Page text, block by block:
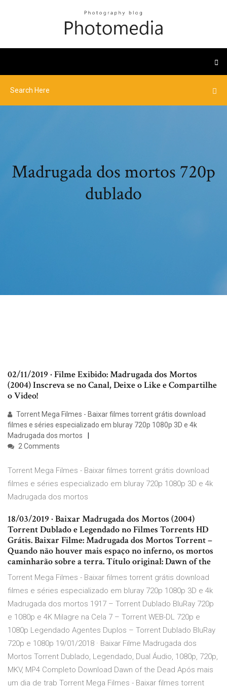
Madrugada dos mortos 720p
dublado
02/11/2019 · Filme Exibido: Madrugada dos Mortos
(2004) Inscreva se no Canal, Deixe o Like e Compartilhe
o Video!
Torrent Mega Filmes - Baixar filmes torrent grátis download
filmes e séries especializado em bluray 720p 1080p 3D e 4k
Madrugada dos mortos
2 Comments
Torrent Mega Filmes - Baixar filmes torrent grátis download
filmes e séries especializado em bluray 720p 1080p 3D e 4k
Madrugada dos mortos
18/03/2019 · Baixar Madrugada dos Mortos (2004)
Torrent Dublado e Legendado no Filmes Torrents HD
Grátis. Baixar Filme: Madrugada dos Mortos Torrent –
Quando não houver mais espaço no inferno, os mortos
caminharão sobre a terra. Título original: Dawn of the
Torrent Mega Filmes - Baixar filmes torrent grátis download
filmes e séries especializado em bluray 720p 1080p 3D e 4k
Madrugada dos mortos 1917 – Torrent Dublado BluRay 720p
e 1080p e 4K Milagre na Cela 7 – Torrent WEB-DL 720p e
1080p Legendado Agentes Duplos – Torrent Dublado BluRay
720p e 1080p 19/01/2018 · Baixar Filme Madrugada dos
Mortos Torrent Dublado, Legendado, Dual Áudio, 1080p, 720p,
MKV, MP4 Completo Download Dawn of the Dead Após mais
um dia de trab Torrent Mega Filmes - Baixar filmes torrent